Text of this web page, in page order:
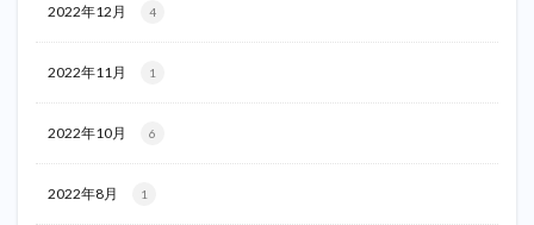
2022年12月 4
2022年11月 1
2022年10月 6
2022年8月 1